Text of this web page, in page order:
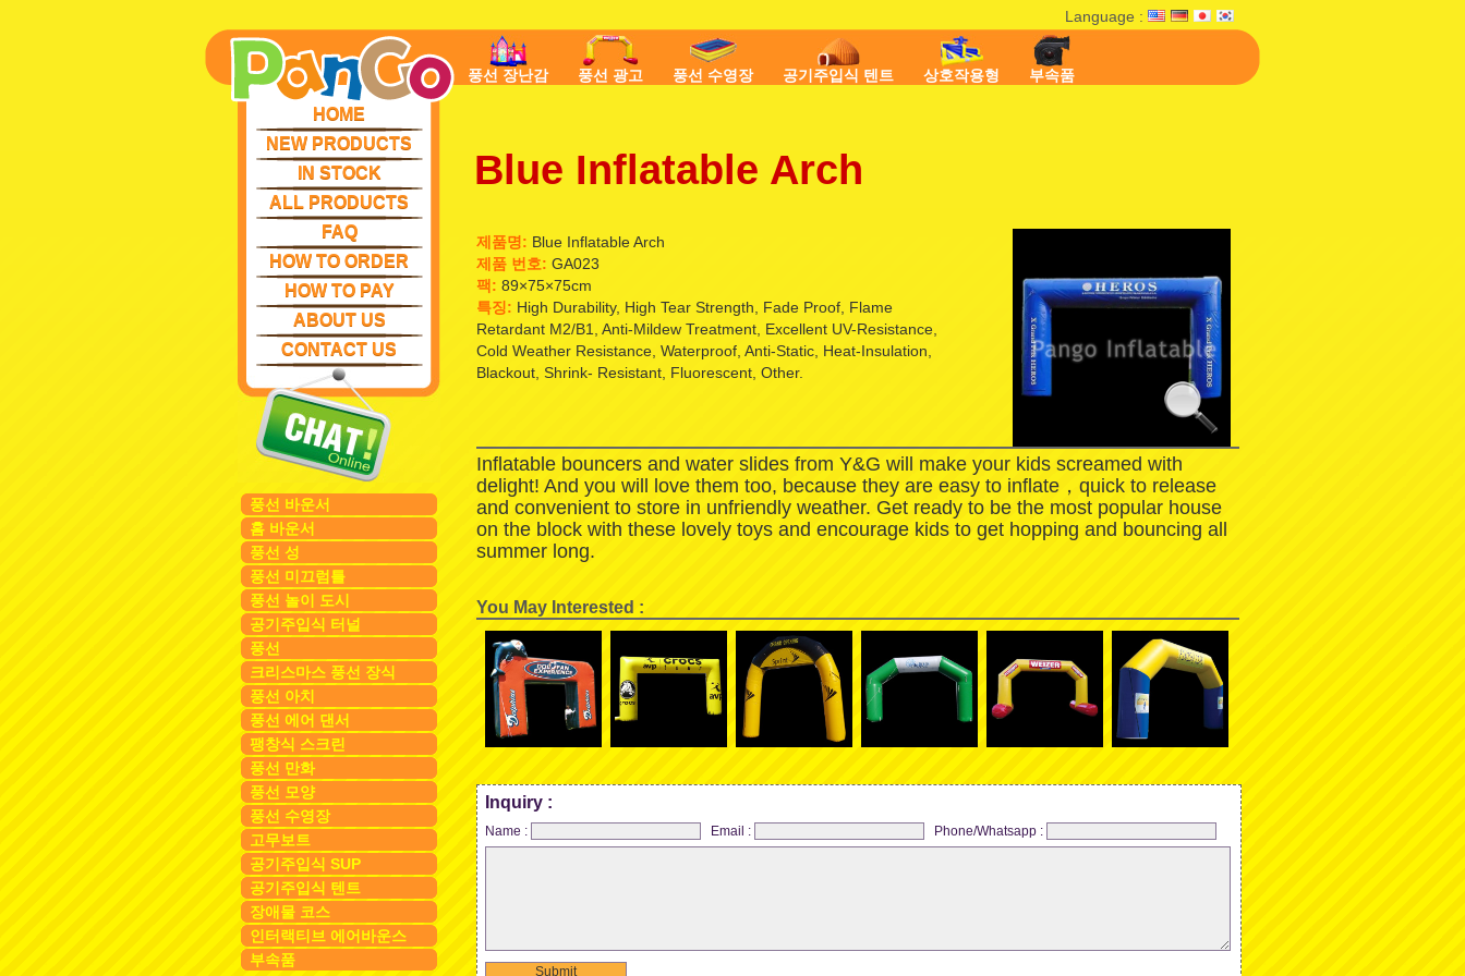
Language :
HOME
NEW PRODUCTS
IN STOCK
ALL PRODUCTS
FAQ
HOW TO ORDER
HOW TO PAY
ABOUT US
CONTACT US
풍선 바운서
홈 바운서
풍선 성
풍선 미끄럼틀
풍선 놀이 도시
공기주입식 터널
풍선
크리스마스 풍선 장식
풍선 아치
풍선 에어 댄서
팽창식 스크린
풍선 만화
풍선 모양
풍선 수영장
고무보트
공기주입식 SUP
공기주입식 텐트
장애물 코스
인터랙티브 에어바운스
부속품
풍선 장난감 풍선 광고 풍선 수영장 공기주입식 텐트 상호작용형 부속품
Blue Inflatable Arch
제품명: Blue Inflatable Arch
제품 번호: GA023
팩: 89×75×75cm
특징: High Durability, High Tear Strength, Fade Proof, Flame
Retardant M2/B1, Anti-Mildew Treatment, Excellent UV-Resistance,
Cold Weather Resistance, Waterproof, Anti-Static, Heat-Insulation,
Blackout, Shrink- Resistant, Fluorescent, Other.
Inflatable bouncers and water slides from Y&G will make your kids screamed with
delight! And you will love them too, because they are easy to inflate，quick to release
and convenient to store in unfriendly weather. Get ready to be the most popular house
on the block with these lovely toys and encourage kids to get hopping and bouncing all
summer long.
You May Interested :
Inquiry :
Name : Email : Phone/Whatsapp :
Submit